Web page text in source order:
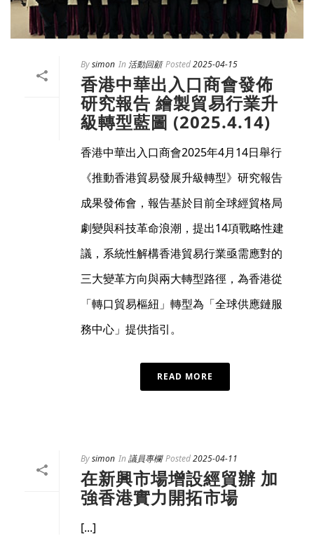
Bysimon In 活動回顧 Posted2025-04-15
香港中華出入口商會發佈
研究報告 繪製貿易行業升
級轉型藍圖 (2025.4.14)
香港中華出入口商會2025年4月14日舉行
《推動香港貿易發展升級轉型》研究報告
成果發佈會，報告基於目前全球經貿格局
劇變與科技革命浪潮，提出14項戰略性建
議，系統性解構香港貿易行業亟需應對的
三大變革方向與兩大轉型路徑，為香港從
「轉口貿易樞紐」轉型為「全球供應鏈服
務中心」提供指引。
READ MORE
Bysimon In議員專欄 Posted2025-04-11
在新興市場增設經貿辦 加
強香港實力開拓市場
[...]